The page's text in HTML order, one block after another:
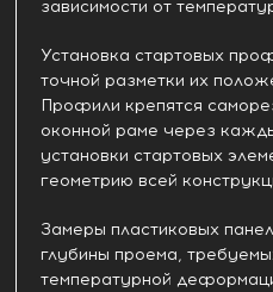
зависимости от
Установка стартовых
точной разметки их
Профили крепятся
оконной раме через
установки стартовых
геометрию всей
Замеры пластиковых
глубины проема,
температурной